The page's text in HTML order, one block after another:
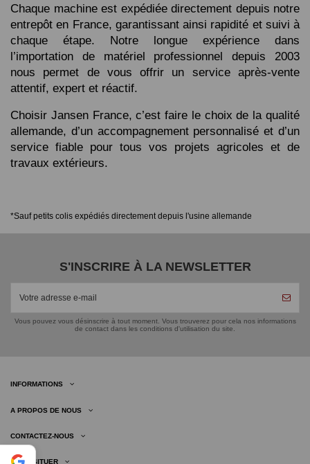
Chaque machine est expédiée directement depuis notre
entrepôt en France, garantissant ainsi rapidité et suivi à
chaque étape. Notre longue expérience dans
l’importation de matériel professionnel depuis 2003
nous permet de vous offrir un service après-vente
attentif, expert et réactif.
Choisir Jansen France, c’est faire le choix de la qualité
allemande, d’un accompagnement personnalisé et d’un
service fiable pour tous vos projets agricoles et de
travaux extérieurs.
*Sauf petits colis expédiés directement depuis l'usine allemande
S'INSCRIRE À LA NEWSLETTER
Vous pouvez vous désinscrire à tout moment. Vous trouverez pour cela nos informations
de contact dans les conditions d'utilisation du site.
INFORMATIONS
A PROPOS DE NOUS
CONTACTEZ-NOUS
NOUS SITUER